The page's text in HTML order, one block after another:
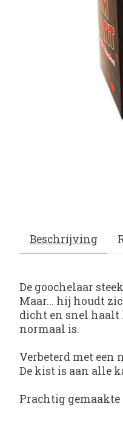
Beschrijving
De goochelaar
Maar... hij houdt
dicht en snel haalt
normaal is.
Verbeterd met
De kist is aan alle
Prachtig